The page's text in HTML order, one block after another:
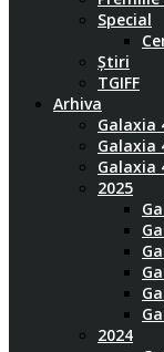
Special
Știri
TGIFF
Arhiva
Galaxia
Galaxia
Galaxia
2025
2024